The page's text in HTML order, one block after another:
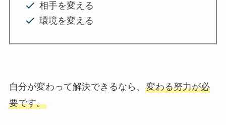
相手を変える
環境を変える
自分が変わって解決できるなら、 変わる努力が必
要です。